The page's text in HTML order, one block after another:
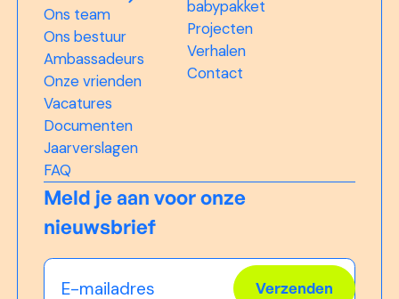
Ons team
Ons bestuur
Ambassadeurs
Onze vrienden
Vacatures
Documenten
Jaarverslagen
FAQ
babypakket
Projecten
Verhalen
Contact
Meld je aan voor onze
nieuwsbrief